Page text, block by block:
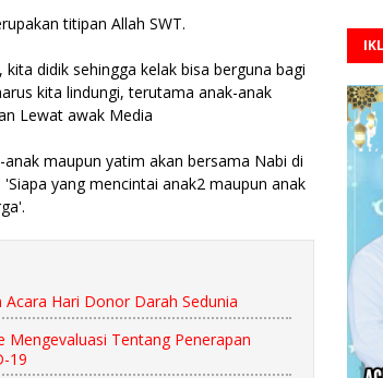
titipan Allah SWT.
didik sehingga kelak bisa berguna bagi
kita lindungi, terutama anak-anak
Lewat awak Media
maupun yatim akan bersama Nabi di
yang mencintai anak2 maupun anak
Hari Donor Darah Sedunia
Mengevaluasi Tentang Penerapan
19